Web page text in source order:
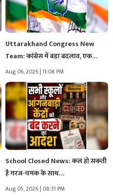
Uttarakhand Congress New
Team: कांग्रेस में बड़ा बदलाव, एक
साथ…
Aug 06, 2026 | 11:08 PM
School Closed News: कल हो सकती
है गरज-चमक के साथ…
Aug 05, 2026 | 08:31 PM